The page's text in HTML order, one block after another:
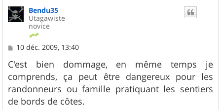
Bendu35
Utagawiste
novice
M
s
s
a
g
e
10 déc. 2009, 13:40
C'est bien dommage, en même temps je
comprends, ça peut être dangereux pour les
randonneurs ou famille pratiquant les sentiers
de bords de côtes.